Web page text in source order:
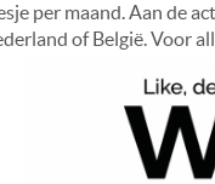
per maand. Aan de
of België. Voor